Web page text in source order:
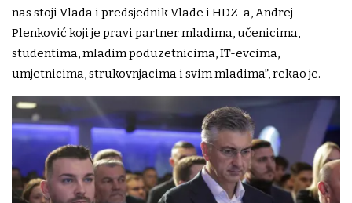
nas stoji Vlada i predsjednik Vlade i HDZ-a, Andrej
Plenković koji je pravi partner mladima, učenicima,
studentima, mladim poduzetnicima, IT-evcima,
umjetnicima, strukovnjacima i svim mladima”, rekao je.